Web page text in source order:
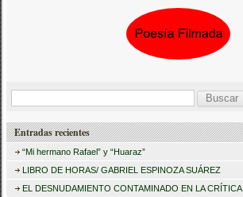
s
Entradas recientes
“Mi hermano Rafael” y “Huaraz”
LIBRO DE HORAS/ GABRIEL ESPINOZA SUÁREZ
EL DESNUDAMIENTO CONTAMINADO EN LA CRÍTICA